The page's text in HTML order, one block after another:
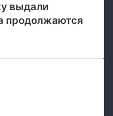
выдали
продолжаются